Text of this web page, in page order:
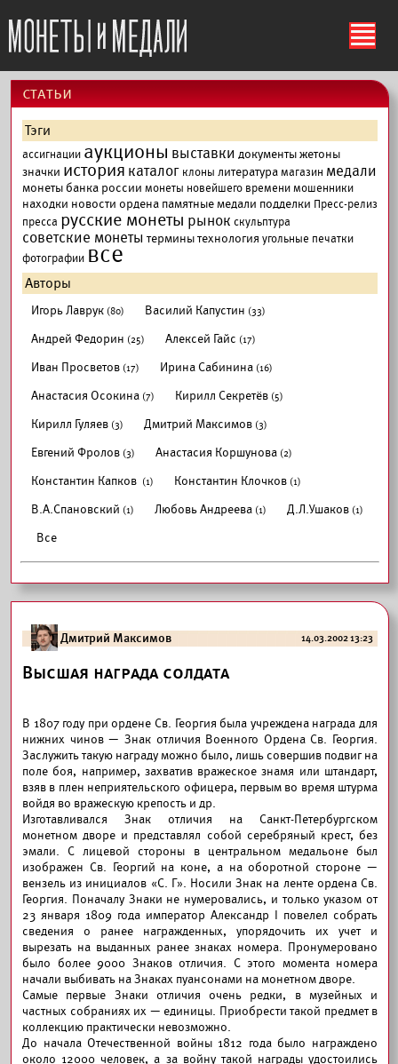
ś
cтатьи
Тэги
ассигнации аукционы выставки документыжетоны
значки история каталог клоны литературамагазин медали
монеты банка россии монеты новейшего временимошенники
находки новости ордена памятные медали подделки Пресс-релиз
пресса русские монеты рынок скульптура
советские монеты терминытехнология угольные печатки
фотографии все
Авторы
Игорь Лаврук (80) Василий Капустин (33)
Андрей Федорин (25) Алексей Гайс (17)
Иван Просветов (17) Ирина Сабинина (16)
Анастасия Осокина (7) Кирилл Секретёв (5)
Кирилл Гуляев (3) Дмитрий Максимов (3)
Евгений Фролов (3) Анастасия Коршунова (2)
Константин Капков (1) Константин Клочков (1)
В.А.Спановский (1) Любовь Андреева (1) Д.Л.Ушаков (1)
Все
Дмитрий Максимов 14.03.2002 13:23
Высшая награда солдата
В 1807 году при ордене Cв. Георгия была учреждена награда для
нижних чинов — Знак отличия Военного Ордена Cв. Георгия.
Заслужить такую награду можно было, лишь совершив подвиг на
поле боя, например, захватив вражеское знамя или штандарт,
взяв в плен неприятельского офицера, первым во время штурма
войдя во вражескую крепость и др.
Изготавливался Знак отличия на Санкт-Петербургском
монетном дворе и представлял собой серебряный крест, без
эмали. С лицевой стороны в центральном медальоне был
изображен Св. Георгий на коне, а на оборотной стороне —
вензель из инициалов «С. Г». Носили Знак на ленте ордена Cв.
Георгия. Поначалу Знаки не нумеровались, и только указом от
23 января 1809 года император Александр I повелел собрать
сведения о ранее награжденных, упорядочить их учет и
вырезать на выданных ранее знаках номера. Пронумеровано
было более 9000 Знаков отличия. С этого момента номера
начали выбивать на Знаках пуансонами на монетном дворе.
Самые первые Знаки отличия очень редки, в музейных и
частных собраниях их — единицы. Приобрести такой предмет в
коллекцию практически невозможно.
До начала Отечественной войны 1812 года было награждено
около 12000 человек, а за войну такой награды удостоились